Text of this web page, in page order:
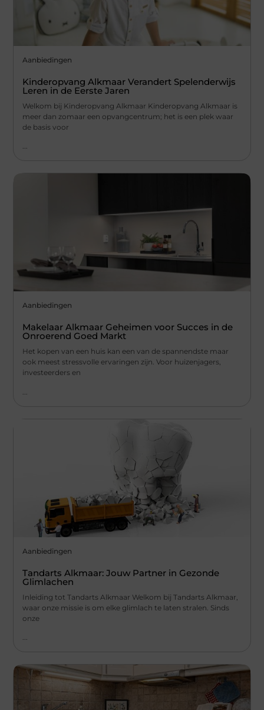
Aanbiedingen
Kinderopvang Alkmaar Verandert Spelenderwijs
Leren in de Eerste Jaren
Welkom bij Kinderopvang Alkmaar Kinderopvang Alkmaar is
meer dan zomaar een opvangcentrum; het is een plek waar
de basis voor
...
Aanbiedingen
Makelaar Alkmaar Geheimen voor Succes in de
Onroerend Goed Markt
Het kopen van een huis kan een van de spannendste maar
ook meest stressvolle ervaringen zijn. Voor huizenjagers,
investeerders en
Aanbiedingen
Tandarts Alkmaar: Jouw Partner in Gezonde
Glimlachen
Inleiding tot Tandarts Alkmaar Welkom bij Tandarts Alkmaar,
waar onze missie is om elke glimlach te laten stralen. Sinds
onze